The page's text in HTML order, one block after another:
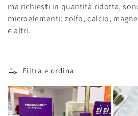
ma richiesti in quantità ridotta,
microelementi: zolfo, calcio,
e altri.
Filtra e ordina